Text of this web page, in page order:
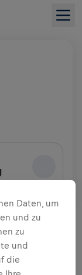
SPENDEN
Daten, um
und zu
zu
und
die